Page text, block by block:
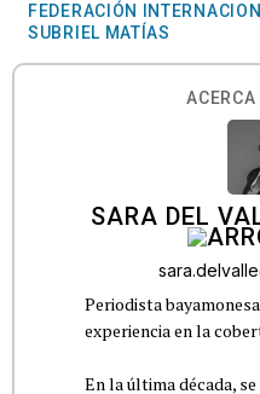
FEDERACIÓN
SUBRIEL MATÍAS
ACERCA
SARA DEL
Periodista
experiencia en la
En la última década,